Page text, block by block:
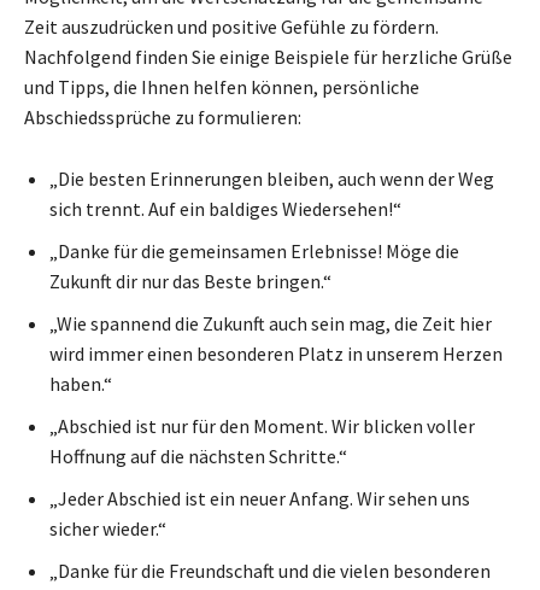
Zeit auszudrücken und positive Gefühle zu fördern.
Nachfolgend finden Sie einige Beispiele für herzliche Grüße
und Tipps, die Ihnen helfen können, persönliche
Abschiedssprüche zu formulieren:
„Die besten Erinnerungen bleiben, auch wenn der Weg
sich trennt. Auf ein baldiges Wiedersehen!“
„Danke für die gemeinsamen Erlebnisse! Möge die
Zukunft dir nur das Beste bringen.“
„Wie spannend die Zukunft auch sein mag, die Zeit hier
wird immer einen besonderen Platz in unserem Herzen
haben.“
„Abschied ist nur für den Moment. Wir blicken voller
Hoffnung auf die nächsten Schritte.“
„Jeder Abschied ist ein neuer Anfang. Wir sehen uns
sicher wieder.“
„Danke für die Freundschaft und die vielen besonderen